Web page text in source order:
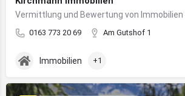
0163 773 20 69 Am Gutshof 1
Immobilien +1